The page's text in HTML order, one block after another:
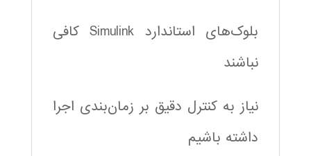
بلوک‌های استاندارد Simulink کافی
نباشند
نیاز به کنترل دقیق بر زمان‌بندی اجرا
داشته باشیم